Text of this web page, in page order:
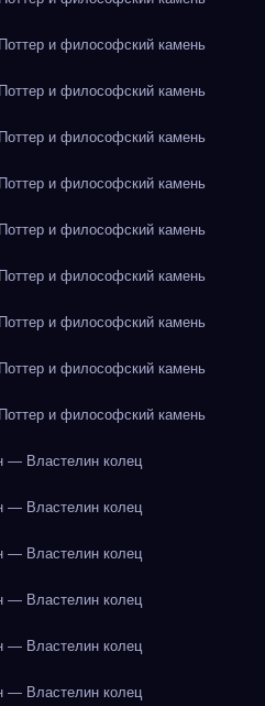
и философский камень
и философский камень
и философский камень
и философский камень
и философский камень
и философский камень
и философский камень
и философский камень
и философский камень
— Властелин колец
— Властелин колец
— Властелин колец
— Властелин колец
— Властелин колец
— Властелин колец